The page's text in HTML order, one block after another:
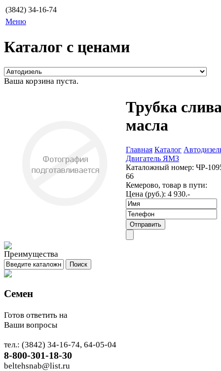
(3842) 34-16-74
Меню
Каталог с ценами
Ваша корзина пуста.
Трубка
масла
Главная Каталог
Двигатель ЯМЗ
Каталожный номер: ЧР-
66
Кемерово, товар в пути:
Цена (руб.): 4 930.-
Семен
Готов ответить на
Ваши вопросы
тел.: (3842) 34-16-74, 64-05-04
8-800-301-18-30
beltehsnab@list.ru